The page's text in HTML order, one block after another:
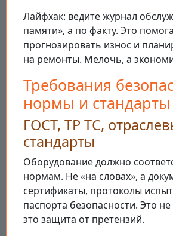
Лайфхак: ведите журнал
памяти», а по факту. Это
прогнозировать износ и
на ремонты. Мелочь, а
Требования
нормы и стандарты
ГОСТ, ТР ТС,
стандарты
Оборудование должно
нормам. Не «на словах», а
сертификаты, протоколы
паспорта безопасности. Это
это защита от претензий.